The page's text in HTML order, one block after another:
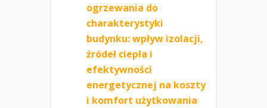
ogrzewania do
charakterystyki
budynku: wpływ izolacji,
źródeł ciepła i
efektywności
energetycznej na koszty
i komfort użytkowania